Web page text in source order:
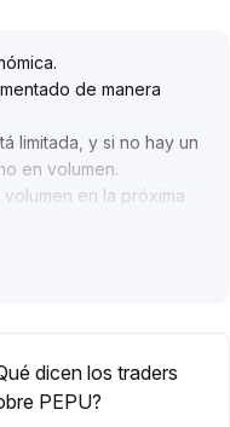
.
de manera
limitada, y si no hay un
en volumen.
en la próxima
de ganancias y
riesgo de liquidez
dicen los traders
PEPU?